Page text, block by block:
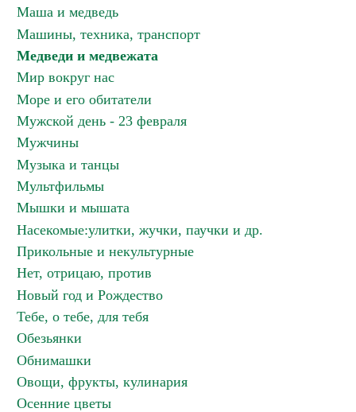
Маша и медведь
Машины, техника, транспорт
Медведи и медвежата
Мир вокруг нас
Море и его обитатели
Мужской день - 23 февраля
Мужчины
Музыка и танцы
Мультфильмы
Мышки и мышата
Насекомые:улитки, жучки, паучки и др.
Прикольные и некультурные
Нет, отрицаю, против
Новый год и Рождество
Тебе, о тебе, для тебя
Обезьянки
Обнимашки
Овощи, фрукты, кулинария
Осенние цветы